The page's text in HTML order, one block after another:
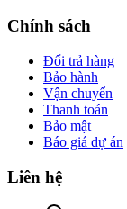
Chính sách
Đổi trả hàng
Bảo hành
Vận chuyển
Thanh toán
Bảo mật
Báo giá dự án
Liên hệ